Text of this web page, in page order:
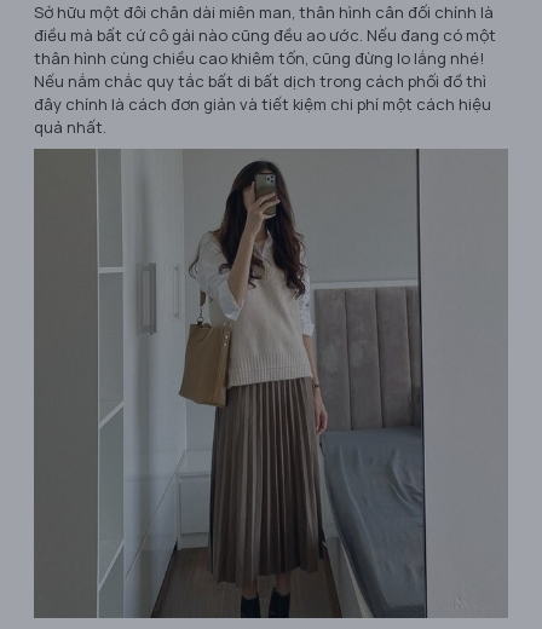
Sở hữu một đôi chân dài miên man, thân hình cân đối chính là
điều mà bất cứ cô gái nào cũng đều ao ước. Nếu đang có một
thân hình cùng chiều cao khiêm tốn, cũng đừng lo lắng nhé!
Nếu nắm chắc quy tắc bất di bất dịch trong cách phối đồ thì
đây chính là cách đơn giản và tiết kiệm chi phí một cách hiệu
quả nhất.